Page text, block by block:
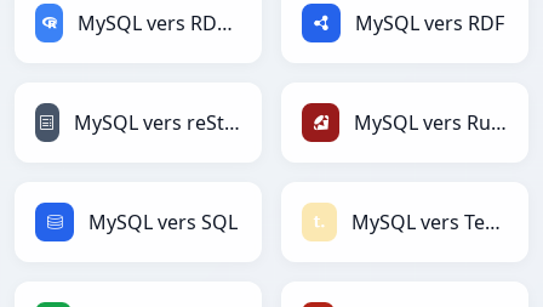
MySQL vers RDataFrame MySQL vers RDF
MySQL vers reStructuredText MySQL vers Ruby
MySQL vers SQL MySQL vers Textile